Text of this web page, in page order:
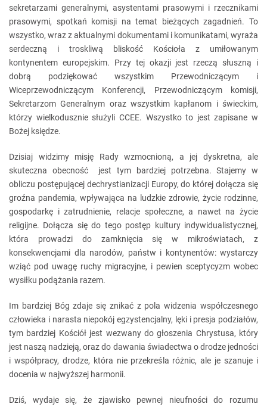
sekretarzami generalnymi, asystentami prasowymi i rzecznikami
prasowymi, spotkań komisji na temat bieżących zagadnień. To
wszystko, wraz z aktualnymi dokumentami i komunikatami, wyraża
serdeczną i troskliwą bliskość Kościoła z umiłowanym
kontynentem europejskim. Przy tej okazji jest rzeczą słuszną i
dobrą podziękować wszystkim Przewodniczącym i
Wiceprzewodniczącym Konferencji, Przewodniczącym komisji,
Sekretarzom Generalnym oraz wszystkim kapłanom i świeckim,
którzy wielkodusznie służyli CCEE. Wszystko to jest zapisane w
Bożej księdze.
Dzisiaj widzimy misję Rady wzmocnioną, a jej dyskretna, ale
skuteczna obecność jest tym bardziej potrzebna. Stajemy w
obliczu postępującej dechrystianizacji Europy, do której dołącza się
groźna pandemia, wpływająca na ludzkie zdrowie, życie rodzinne,
gospodarkę i zatrudnienie, relacje społeczne, a nawet na życie
religijne. Dołącza się do tego postęp kultury indywidualistycznej,
która prowadzi do zamknięcia się w mikroświatach, z
konsekwencjami dla narodów, państw i kontynentów: wystarczy
wziąć pod uwagę ruchy migracyjne, i pewien sceptycyzm wobec
wysiłku podążania razem.
Im bardziej Bóg zdaje się znikać z pola widzenia współczesnego
człowieka i narasta niepokój egzystencjalny, lęki i presja podziałów,
tym bardziej Kościół jest wezwany do głoszenia Chrystusa, który
jest naszą nadzieją, oraz do dawania świadectwa o drodze jedności
i współpracy, drodze, która nie przekreśla różnic, ale je szanuje i
docenia w najwyższej harmonii.
Dziś, wydaje się, że zjawisko pewnej nieufności do rozumu